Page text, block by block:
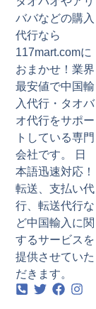
ババなどの購入
代行なら
117mart.comに
おまかせ！業界
最安値で中国輸
入代行・タオバ
オ代行をサポー
トしている専門
会社です。 日
本語迅速対応！
転送、支払い代
行、転送代行な
ど中国輸入に関
するサービスを
提供させていた
だきます。